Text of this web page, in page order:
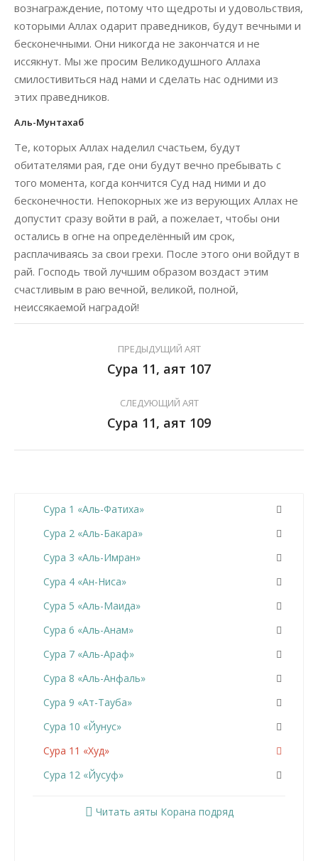
вознаграждение, потому что щедроты и удовольствия,
которыми Аллах одарит праведников, будут вечными и
бесконечными. Они никогда не закончатся и не
иссякнут. Мы же просим Великодушного Аллаха
смилостивиться над нами и сделать нас одними из
этих праведников.
Аль-Мунтахаб
Те, которых Аллах наделил счастьем, будут
обитателями рая, где они будут вечно пребывать с
того момента, когда кончится Суд над ними и до
бесконечности. Непокорных же из верующих Аллах не
допустит сразу войти в рай, а пожелает, чтобы они
остались в огне на определённый им срок,
расплачиваясь за свои грехи. После этого они войдут в
рай. Господь твой лучшим образом воздаст этим
счастливым в раю вечной, великой, полной,
неиссякаемой наградой!
ПРЕДЫДУЩИЙ АЯТ
Сура 11, аят 107
СЛЕДУЮЩИЙ АЯТ
Сура 11, аят 109
Сура 1 «Аль-Фатиха»
Сура 2 «Аль-Бакара»
Сура 3 «Аль-Имран»
Сура 4 «Ан-Ниса»
Сура 5 «Аль-Маида»
Сура 6 «Аль-Анам»
Сура 7 «Аль-Араф»
Сура 8 «Аль-Анфаль»
Сура 9 «Ат-Тауба»
Сура 10 «Йунус»
Сура 11 «Худ»
Сура 12 «Йусуф»
Читать аяты Корана подряд